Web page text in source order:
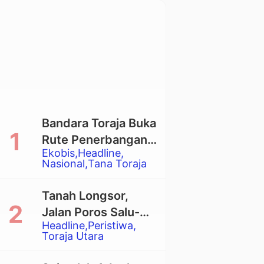
Ekobis Headline
Nasional Tana Toraja
Bandara Toraja Buka
Rute Penerbangan
Langsung Toraja-
Balikpapan
Headline Peristiwa
Toraja Utara
Tanah Longsor,
Jalan Poros Salu-
Dende’ Tertutup
Total